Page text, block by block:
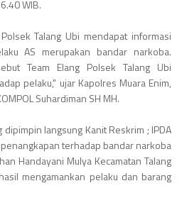
WIB.
Talang Ubi mendapat informasi
AS merupakan bandar narkoba.
Team Elang Polsek Talang Ubi
pelaku," ujar Kapolres Muara Enim,
Suhardiman SH MH.
langsung Kanit Reskrim ; IPDA
terhadap bandar narkoba
Handayani Mulya Kecamatan Talang
mengamankan pelaku dan barang